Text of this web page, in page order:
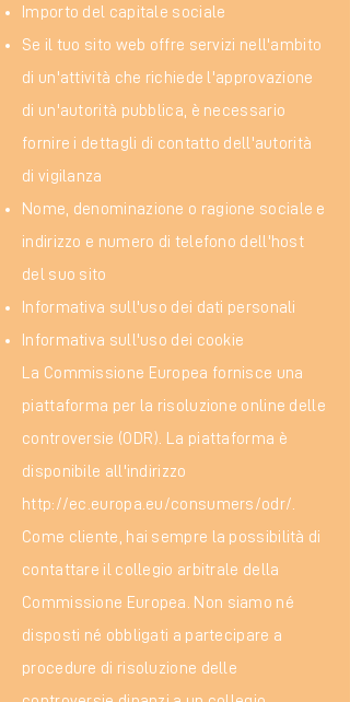
Importo del capitale sociale
Se il tuo sito web offre servizi nell'ambito
di un'attività che richiede l'approvazione
di un'autorità pubblica, è necessario
fornire i dettagli di contatto dell'autorità
di vigilanza
Nome, denominazione o ragione sociale e
indirizzo e numero di telefono dell'host
del suo sito
Informativa sull'uso dei dati personali
Informativa sull'uso dei cookie
La Commissione Europea fornisce una
piattaforma per la risoluzione online delle
controversie (ODR). La piattaforma è
disponibile all'indirizzo
http://ec.europa.eu/consumers/odr/.
Come cliente, hai sempre la possibilità di
contattare il collegio arbitrale della
Commissione Europea. Non siamo né
disposti né obbligati a partecipare a
procedure di risoluzione delle